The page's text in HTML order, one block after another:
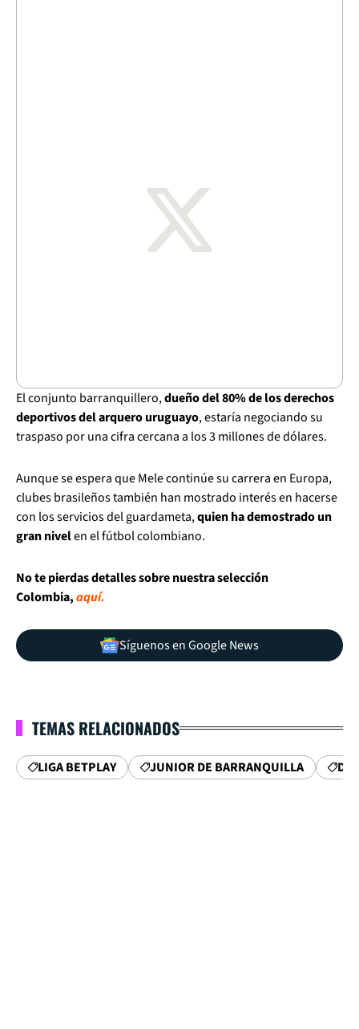
El conjunto barranquillero,dueño del 80% de los derechos
deportivos del arquero uruguayo, estaría negociando su
traspaso por una cifra cercana a los 3 millones de dólares.
Aunque se espera que Mele continúe su carrera en Europa,
clubes brasileños también han mostrado interés en hacerse
con los servicios del guardameta,quien ha demostrado un
gran nivelen el fútbol colombiano.
No te pierdas detalles sobre nuestra selección
Colombia,aquí.
Síguenos en Google News
TEMAS RELACIONADOS
LIGA BETPLAY JUNIOR DE BARRANQUILLA